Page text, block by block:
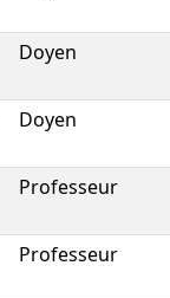
Doyen
Doyen
Professeur
Professeur